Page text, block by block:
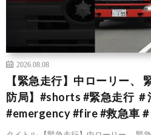
2026.08.08
【緊急走行】中ローリー、
防局】#shorts #緊急走行 ＃
#emergency #fire #救急車